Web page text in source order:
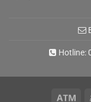
Hotline: